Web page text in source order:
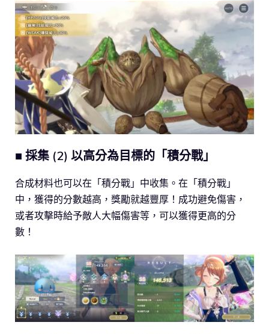
■ 採集 (2) 以高分為目標的「積分戰」
合成材料也可以在「積分戰」中收集。在「積分戰」
中，獲得的分數越高，獎勵就越豐厚！成功避免傷害，
或者攻擊時給予敵人大幅傷害等，可以獲得更高的分
數！